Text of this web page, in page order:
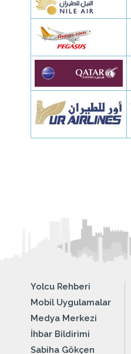
Yolcu Rehberi
Mobil Uygulamalar
Medya Merkezi
İhbar Bildirimi
Sabiha Gökçen